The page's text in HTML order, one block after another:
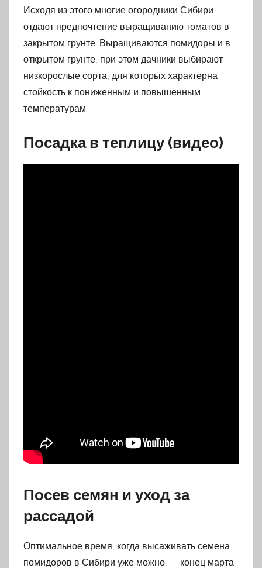
Исходя из этого многие огородники Сибири
отдают предпочтение выращиванию томатов в
закрытом грунте. Выращиваются помидоры и в
открытом грунте, при этом дачники выбирают
низкорослые сорта, для которых характерна
стойкость к пониженным и повышенным
температурам.
Посадка в теплицу (видео)
Посев семян и уход за
рассадой
Оптимальное время, когда высаживать семена
помидоров в Сибири уже можно, — конец марта